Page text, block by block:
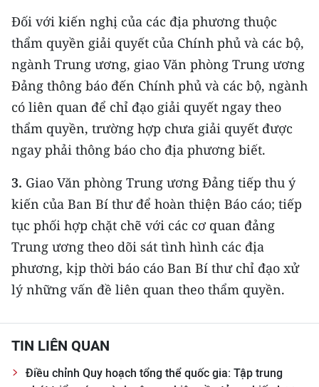
Đối với kiến nghị của các địa phương thuộc
thẩm quyền giải quyết của Chính phủ và các bộ,
ngành Trung ương, giao Văn phòng Trung ương
Đảng thông báo đến Chính phủ và các bộ, ngành
có liên quan để chỉ đạo giải quyết ngay theo
thẩm quyền, trường hợp chưa giải quyết được
ngay phải thông báo cho địa phương biết.
3. Giao Văn phòng Trung ương Đảng tiếp thu ý
kiến của Ban Bí thư để hoàn thiện Báo cáo; tiếp
tục phối hợp chặt chẽ với các cơ quan đảng
Trung ương theo dõi sát tình hình các địa
phương, kịp thời báo cáo Ban Bí thư chỉ đạo xử
lý những vấn đề liên quan theo thẩm quyền.
TIN LIÊN QUAN
Điều chỉnh Quy hoạch tổng thể quốc gia: Tập trung